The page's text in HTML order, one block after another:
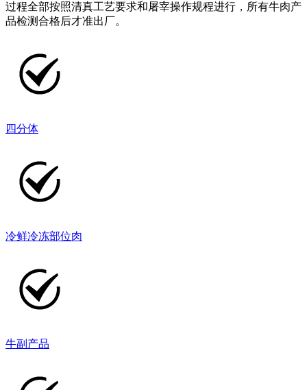
过程全部按照清真工艺要求和屠宰操作规程进行，所有牛肉产
品检测合格后才准出厂。
四分体
冷鲜冷冻部位肉
牛副产品